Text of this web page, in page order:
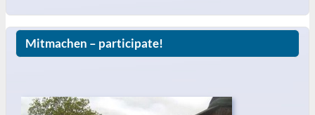
Mitmachen – participate!